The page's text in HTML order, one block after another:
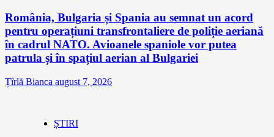
România, Bulgaria și Spania au semnat un acord
pentru operațiuni transfrontaliere de poliție aeriană
în cadrul NATO. Avioanele spaniole vor putea
patrula și în spațiul aerian al Bulgariei
Țîrlă Bianca august 7, 2026
ȘTIRI